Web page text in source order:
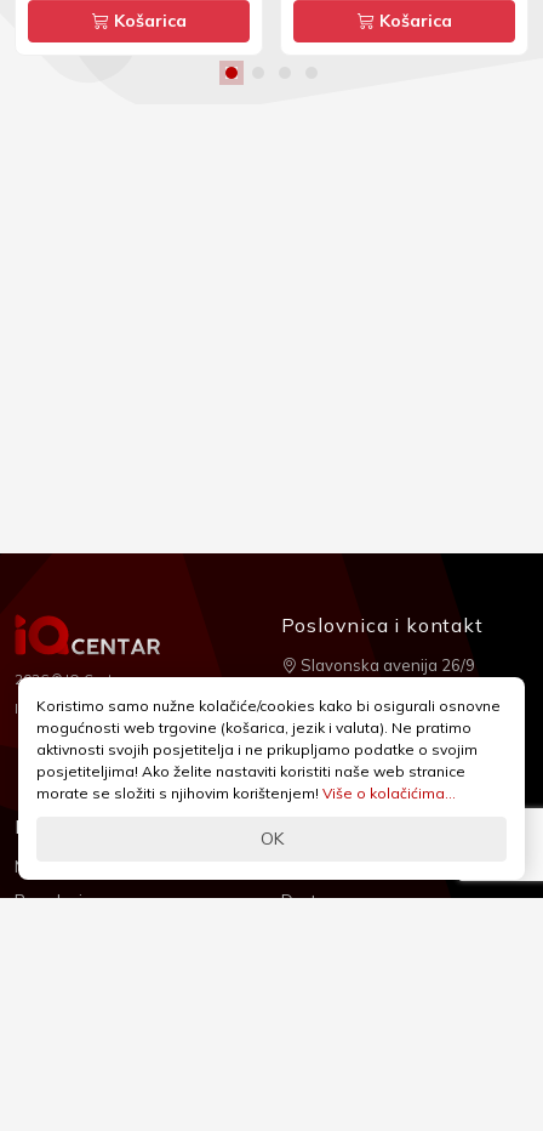
Košarica Košarica
2026 © IQ Centar
Izrada:Nubilus
Informacije
Novosti & Promocije
Brandovi
Podrška
Dostava
Poslovnica i kontakt
Slavonska avenija 26/9
+385 1 2455 950
webshop@iqcentar.hr
Pon - Pet od 9 - 17h
Koristimo samo nužne kolačiće/cookies kako bi osigurali osnovne
mogućnosti web trgovine (košarica, jezik i valuta). Ne pratimo
aktivnosti svojih posjetitelja i ne prikupljamo podatke o svojim
posjetiteljima! Ako želite nastaviti koristiti naše web stranice
morate se složiti s njihovim korištenjem! Više o kolačićima...
OK